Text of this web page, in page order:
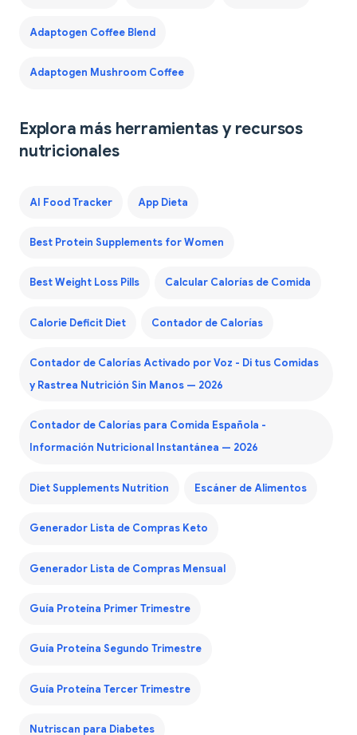
Adaptogen Coffee Blend
Adaptogen Mushroom Coffee
Explora más herramientas y recursos
nutricionales
AI Food Tracker App Dieta
Best Protein Supplements for Women
Best Weight Loss Pills Calcular Calorías de Comida
Calorie Deficit Diet Contador de Calorías
Contador de Calorías Activado por Voz - Di tus Comidas
y Rastrea Nutrición Sin Manos — 2026
Contador de Calorías para Comida Española -
Información Nutricional Instantánea — 2026
Diet Supplements Nutrition Escáner de Alimentos
Generador Lista de Compras Keto
Generador Lista de Compras Mensual
Guía Proteína Primer Trimestre
Guía Proteína Segundo Trimestre
Guía Proteína Tercer Trimestre
Nutriscan para Diabetes